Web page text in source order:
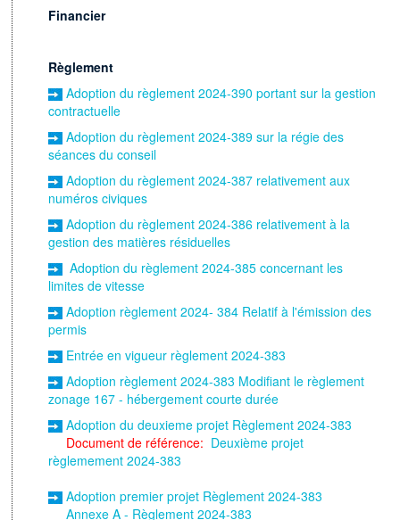
Financier
Règlement
Adoption du règlement 2024-390 portant sur la gestion
contractuelle
Adoption du règlement 2024-389 sur la régie des
séances du conseil
Adoption du règlement 2024-387 relativement aux
numéros civiques
Adoption du règlement 2024-386 relativement à la
gestion des matières résiduelles
Adoption du règlement 2024-385 concernant les
limites de vitesse
Adoption règlement 2024- 384 Relatif à l'émission des
permis
Entrée en vigueur règlement 2024-383
Adoption règlement 2024-383 Modifiant le règlement
zonage 167 - hébergement courte durée
Adoption du deuxieme projet Règlement 2024-383
Document de référence: Deuxième projet
règlemement 2024-383
Adoption premier projet Règlement 2024-383
Annexe A - Règlement 2024-383